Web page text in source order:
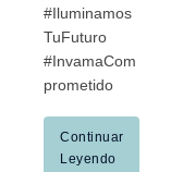
#Iluminamos
TuFuturo
#InvamaCom
prometido
Continuar
Leyendo